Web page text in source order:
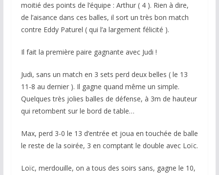
moitié des points de l’équipe : Arthur ( 4 ). Rien à dire,
de l’aisance dans ces balles, il sort un très bon match
contre Eddy Paturel ( qui l’a largement félicité ).
Il fait la première paire gagnante avec Judi !
Judi, sans un match en 3 sets perd deux belles ( le 13
11-8 au dernier ). Il gagne quand même un simple.
Quelques très jolies balles de défense, à 3m de hauteur
qui retombent sur le bord de table…
Max, perd 3-0 le 13 d’entrée et joua en touchée de balle
le reste de la soirée, 3 en comptant le double avec Loïc.
Loïc, merdouille, on a tous des soirs sans, gagne le 10,